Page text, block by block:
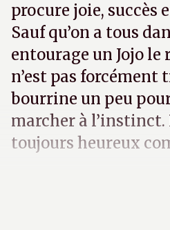
procure joie, succès
Sauf qu’on a tous
entourage un Jojo le
n’est pas forcément
bourrine un peu
marcher à l’instinct.
toujours heureux